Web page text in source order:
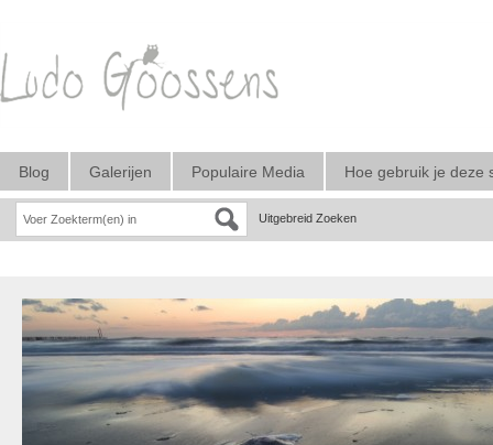
Blog Galerijen Populaire Media Hoe gebruik je deze
Uitgebreid Zoeken